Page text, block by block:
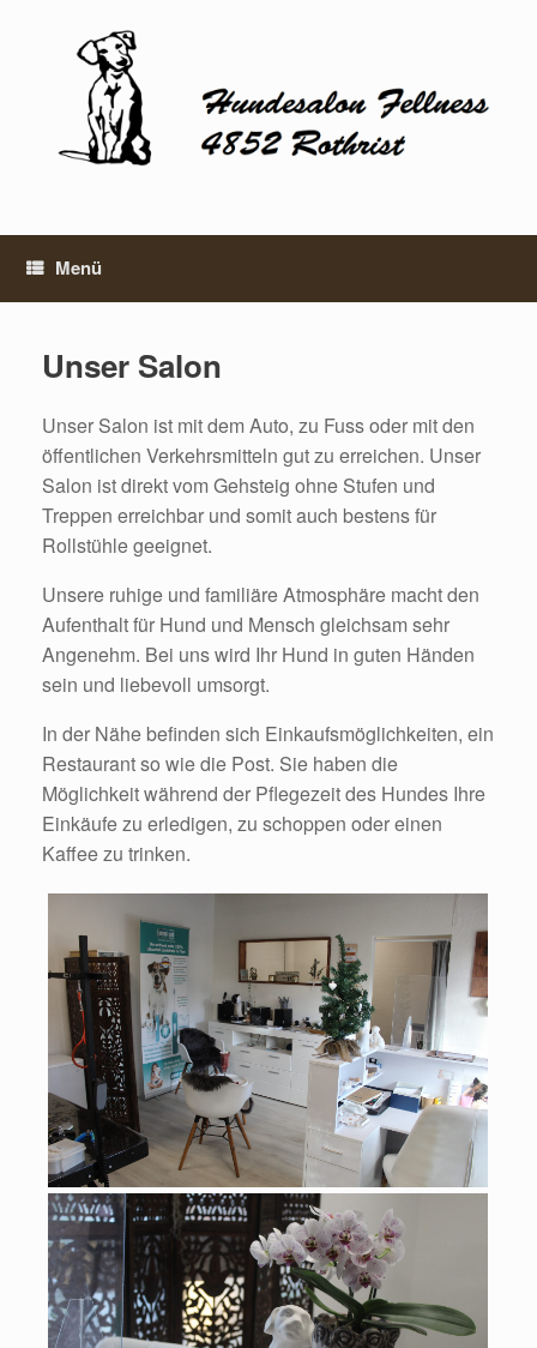
Menü
Unser Salon
Unser Salon ist mit dem Auto, zu Fuss oder mit den
öffentlichen Verkehrsmitteln gut zu erreichen. Unser
Salon ist direkt vom Gehsteig ohne Stufen und
Treppen erreichbar und somit auch bestens für
Rollstühle geeignet.
Unsere ruhige und familiäre Atmosphäre macht den
Aufenthalt für Hund und Mensch gleichsam sehr
Angenehm. Bei uns wird Ihr Hund in guten Händen
sein und liebevoll umsorgt.
In der Nähe befinden sich Einkaufsmöglichkeiten, ein
Restaurant so wie die Post. Sie haben die
Möglichkeit während der Pflegezeit des Hundes Ihre
Einkäufe zu erledigen, zu schoppen oder einen
Kaffee zu trinken.